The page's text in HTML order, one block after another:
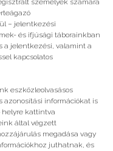
személyek számára
– jelentkezési
és ifjúsági táborainkban
a jelentkezési, valamint a
kapcsolatos
eszközleolvasásos
azonosítási információkat is
kattintva
által végzett
megadása vagy
juthatnak, és